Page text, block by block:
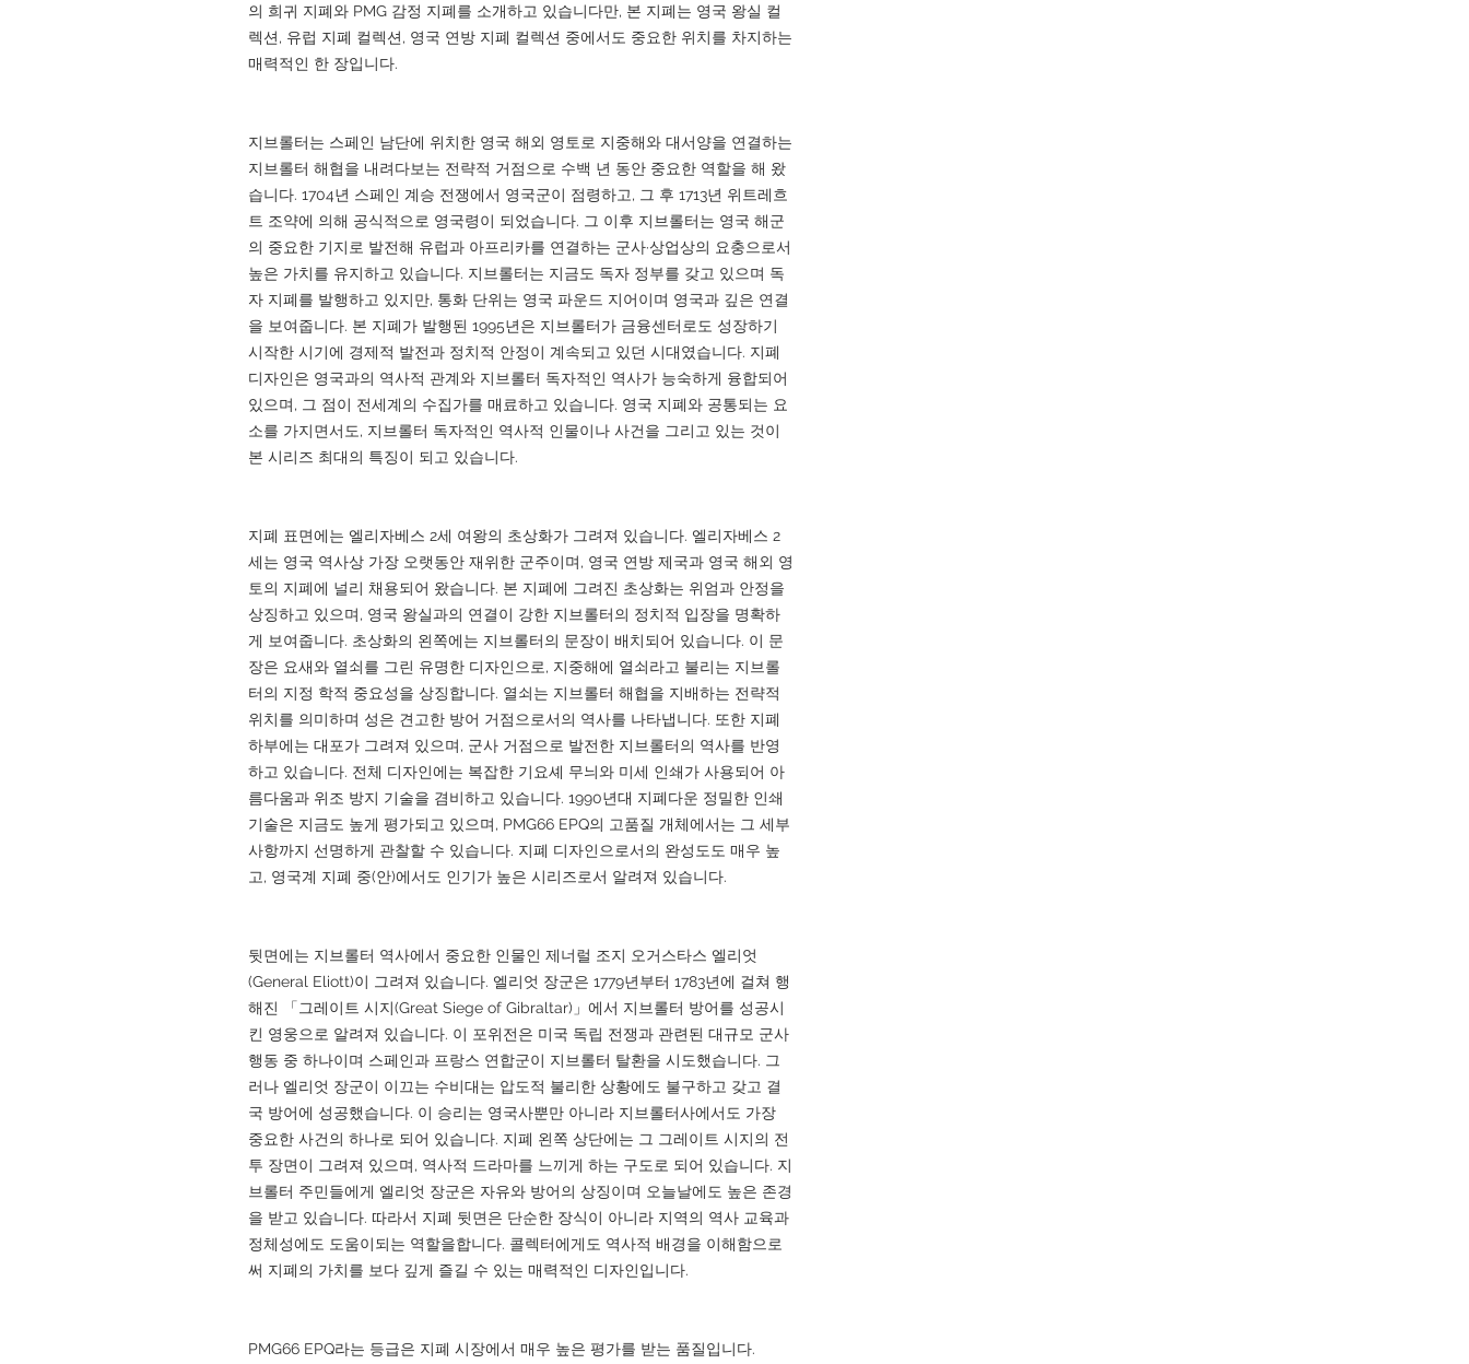
의 희귀 지폐와 PMG 감정 지폐를 소개하고 있습니다만, 본 지폐는 영국 왕실 컬
렉션, 유럽 지폐 컬렉션, 영국 연방 지폐 컬렉션 중에서도 중요한 위치를 차지하는
매력적인 한 장입니다.
지브롤터는 스페인 남단에 위치한 영국 해외 영토로 지중해와 대서양을 연결하는
지브롤터 해협을 내려다보는 전략적 거점으로 수백 년 동안 중요한 역할을 해 왔
습니다. 1704년 스페인 계승 전쟁에서 영국군이 점령하고, 그 후 1713년 위트레흐
트 조약에 의해 공식적으로 영국령이 되었습니다. 그 이후 지브롤터는 영국 해군
의 중요한 기지로 발전해 유럽과 아프리카를 연결하는 군사·상업상의 요충으로서
높은 가치를 유지하고 있습니다. 지브롤터는 지금도 독자 정부를 갖고 있으며 독
자 지폐를 발행하고 있지만, 통화 단위는 영국 파운드 지어이며 영국과 깊은 연결
을 보여줍니다. 본 지폐가 발행된 1995년은 지브롤터가 금융센터로도 성장하기
시작한 시기에 경제적 발전과 정치적 안정이 계속되고 있던 시대였습니다. 지폐
디자인은 영국과의 역사적 관계와 지브롤터 독자적인 역사가 능숙하게 융합되어
있으며, 그 점이 전세계의 수집가를 매료하고 있습니다. 영국 지폐와 공통되는 요
소를 가지면서도, 지브롤터 독자적인 역사적 인물이나 사건을 그리고 있는 것이
본 시리즈 최대의 특징이 되고 있습니다.
지폐 표면에는 엘리자베스 2세 여왕의 초상화가 그려져 있습니다. 엘리자베스 2
세는 영국 역사상 가장 오랫동안 재위한 군주이며, 영국 연방 제국과 영국 해외 영
토의 지폐에 널리 채용되어 왔습니다. 본 지폐에 그려진 초상화는 위엄과 안정을
상징하고 있으며, 영국 왕실과의 연결이 강한 지브롤터의 정치적 입장을 명확하
게 보여줍니다. 초상화의 왼쪽에는 지브롤터의 문장이 배치되어 있습니다. 이 문
장은 요새와 열쇠를 그린 유명한 디자인으로, 지중해에 열쇠라고 불리는 지브롤
터의 지정 학적 중요성을 상징합니다. 열쇠는 지브롤터 해협을 지배하는 전략적
위치를 의미하며 성은 견고한 방어 거점으로서의 역사를 나타냅니다. 또한 지폐
하부에는 대포가 그려져 있으며, 군사 거점으로 발전한 지브롤터의 역사를 반영
하고 있습니다. 전체 디자인에는 복잡한 기요셰 무늬와 미세 인쇄가 사용되어 아
름다움과 위조 방지 기술을 겸비하고 있습니다. 1990년대 지폐다운 정밀한 인쇄
기술은 지금도 높게 평가되고 있으며, PMG66 EPQ의 고품질 개체에서는 그 세부
사항까지 선명하게 관찰할 수 있습니다. 지폐 디자인으로서의 완성도도 매우 높
고, 영국계 지폐 중(안)에서도 인기가 높은 시리즈로서 알려져 있습니다.
뒷면에는 지브롤터 역사에서 중요한 인물인 제너럴 조지 오거스타스 엘리엇
(General Eliott)이 그려져 있습니다. 엘리엇 장군은 1779년부터 1783년에 걸쳐 행
해진 「그레이트 시지(Great Siege of Gibraltar)」에서 지브롤터 방어를 성공시
킨 영웅으로 알려져 있습니다. 이 포위전은 미국 독립 전쟁과 관련된 대규모 군사
행동 중 하나이며 스페인과 프랑스 연합군이 지브롤터 탈환을 시도했습니다. 그
러나 엘리엇 장군이 이끄는 수비대는 압도적 불리한 상황에도 불구하고 갖고 결
국 방어에 성공했습니다. 이 승리는 영국사뿐만 아니라 지브롤터사에서도 가장
중요한 사건의 하나로 되어 있습니다. 지폐 왼쪽 상단에는 그 그레이트 시지의 전
투 장면이 그려져 있으며, 역사적 드라마를 느끼게 하는 구도로 되어 있습니다. 지
브롤터 주민들에게 엘리엇 장군은 자유와 방어의 상징이며 오늘날에도 높은 존경
을 받고 있습니다. 따라서 지폐 뒷면은 단순한 장식이 아니라 지역의 역사 교육과
정체성에도 도움이되는 역할을합니다. 콜렉터에게도 역사적 배경을 이해함으로
써 지폐의 가치를 보다 깊게 즐길 수 있는 매력적인 디자인입니다.
PMG66 EPQ라는 등급은 지폐 시장에서 매우 높은 평가를 받는 품질입니다.